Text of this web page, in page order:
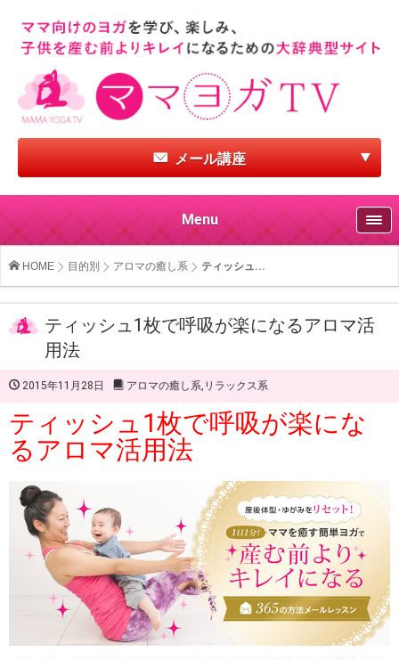
メール講座
Menu
HOME 目的別 アロマの癒し系 ティッシュ...
ティッシュ1枚で呼吸が楽になるアロマ活
用法
2015年11月28日 アロマの癒し系, リラックス系
ティッシュ1枚で呼吸が楽にな
るアロマ活用法